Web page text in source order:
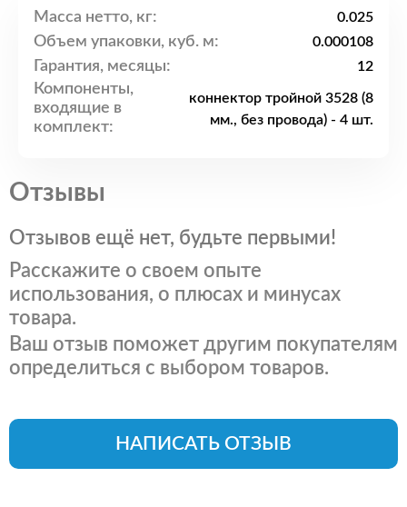
Масса нетто, кг: 0.025
Объем упаковки, куб. м: 0.000108
Гарантия, месяцы: 12
Компоненты,
входящие в
комплект:
коннектор тройной 3528 (8
мм., без провода) - 4 шт.
Отзывы
Отзывов ещё нет, будьте первыми!
Расскажите о своем опыте
использования, о плюсах и минусах
товара.
Ваш отзыв поможет другим покупателям
определиться с выбором товаров.
НАПИСАТЬ ОТЗЫВ